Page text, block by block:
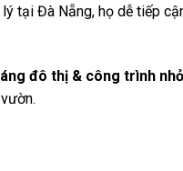
tại Đà Nẵng, họ dễ tiếp
đô thị & công trình